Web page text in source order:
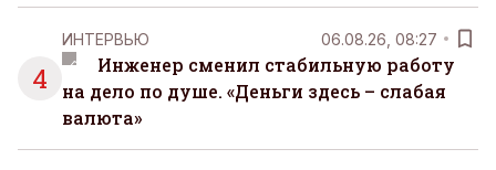
4
ИНТЕРВЬЮ 06.08.26, 08:27
Инженер сменил стабильную работу
на дело по душе. «Деньги здесь – слабая
валюта»